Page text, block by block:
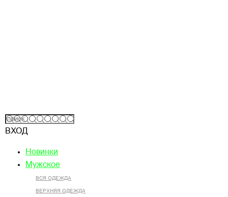
ВХОД
Новинки
Мужское
ВСЯ ОДЕЖДА
ВЕРХНЯЯ ОДЕЖДА